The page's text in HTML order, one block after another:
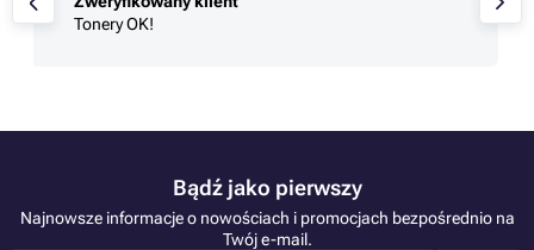
Tonery OK!
Bądź jako pierwszy
Najnowsze informacje o nowościach i promocjach bezpośrednio na
Twój e-mail.